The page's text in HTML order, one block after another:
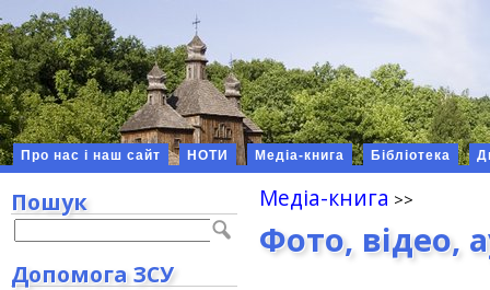
Про нас і наш сайт НОТИ Медіа-книга Бібліотека
Медіа-книга
Фото, відео,
Пошук
Допомога ЗСУ